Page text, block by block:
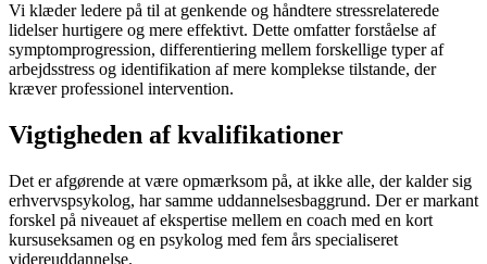
Vi klæder ledere på til at genkende og håndtere stressrelaterede
lidelser hurtigere og mere effektivt. Dette omfatter forståelse af
symptomprogression, differentiering mellem forskellige typer af
arbejdsstress og identifikation af mere komplekse tilstande, der
kræver professionel intervention.
Vigtigheden af kvalifikationer
Det er afgørende at være opmærksom på, at ikke alle, der kalder sig
erhvervspsykolog, har samme uddannelsesbaggrund. Der er markant
forskel på niveauet af ekspertise mellem en coach med en kort
kursuseksamen og en psykolog med fem års specialiseret
videreuddannelse.